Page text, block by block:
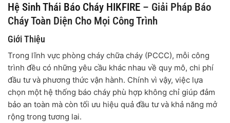
Hệ Sinh Thái Báo Cháy HIKFIRE – Giải Pháp Báo
Cháy Toàn Diện Cho Mọi Công Trình
Giới Thiệu
Trong lĩnh vực phòng cháy chữa cháy (PCCC), mỗi công
trình đều có những yêu cầu khác nhau về quy mô, chi phí
đầu tư và phương thức vận hành. Chính vì vậy, việc lựa
chọn một hệ thống báo cháy phù hợp không chỉ giúp đảm
bảo an toàn mà còn tối ưu hiệu quả đầu tư và khả năng mở
rộng trong tương lai.